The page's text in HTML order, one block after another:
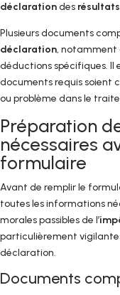
déclarationdes résultats
Plusieurs documents
déclaration, notamment
déductions spécifiques. Il
documents requis soient
ou problème dans le
Préparation
nécessaires
formulaire
Avant de remplir le
toutes les informations
morales passibles de l’
particulièrement
déclaration.
Documents